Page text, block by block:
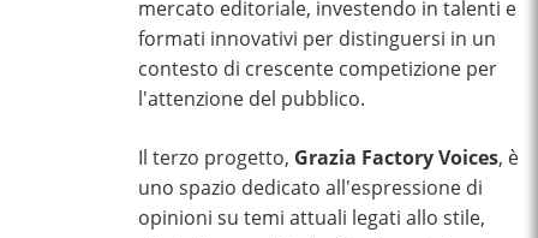
mercato editoriale, investendo in talenti e
formati innovativi per distinguersi in un
contesto di crescente competizione per
l'attenzione del pubblico.
Il terzo progetto, Grazia Factory Voices, è
uno spazio dedicato all'espressione di
opinioni su temi attuali legati allo stile,